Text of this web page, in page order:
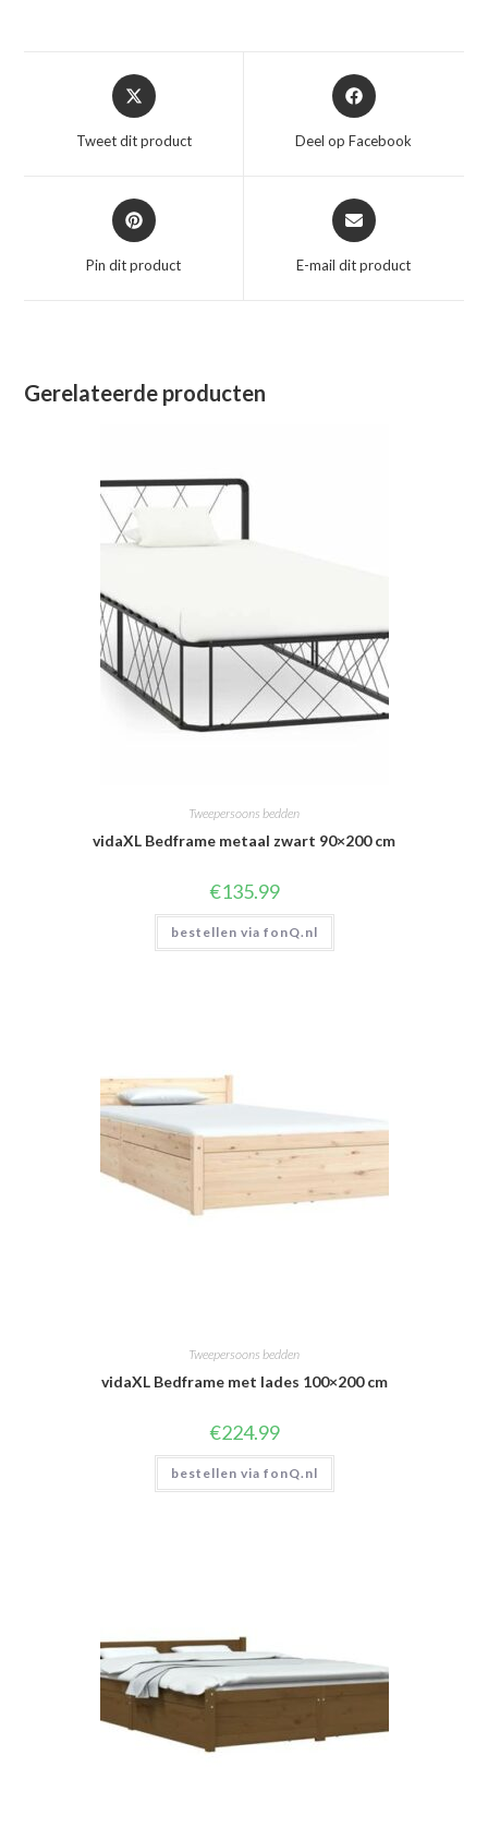
Opent
in
nieuw
Tweet dit product
Opent
in
nieuw
Deel op Facebook
Opent
in
nieuw
Pin dit product
Opent
in
nieuw
E-mail dit product
Gerelateerde producten
Tweepersoons bedden
vidaXL Bedframe metaal zwart 90×200 cm
€135.99
bestellen via fonQ.nl
Tweepersoons bedden
vidaXL Bedframe met lades 100×200 cm
€224.99
bestellen via fonQ.nl